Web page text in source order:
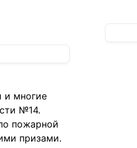
и многие
№14.
пожарной
призами.